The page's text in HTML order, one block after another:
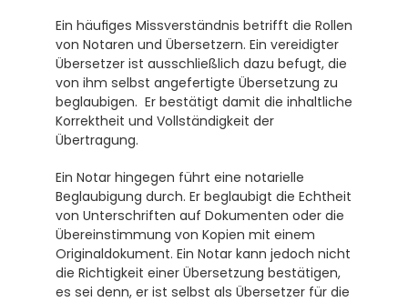
Ein häufiges Missverständnis betrifft die Rollen
von Notaren und Übersetzern. Ein vereidigter
Übersetzer ist ausschließlich dazu befugt, die
von ihm selbst angefertigte Übersetzung zu
beglaubigen.  Er bestätigt damit die inhaltliche
Korrektheit und Vollständigkeit der
Übertragung.
Ein Notar hingegen führt eine notarielle
Beglaubigung durch. Er beglaubigt die Echtheit
von Unterschriften auf Dokumenten oder die
Übereinstimmung von Kopien mit einem
Originaldokument. Ein Notar kann jedoch nicht
die Richtigkeit einer Übersetzung bestätigen,
es sei denn, er ist selbst als Übersetzer für die